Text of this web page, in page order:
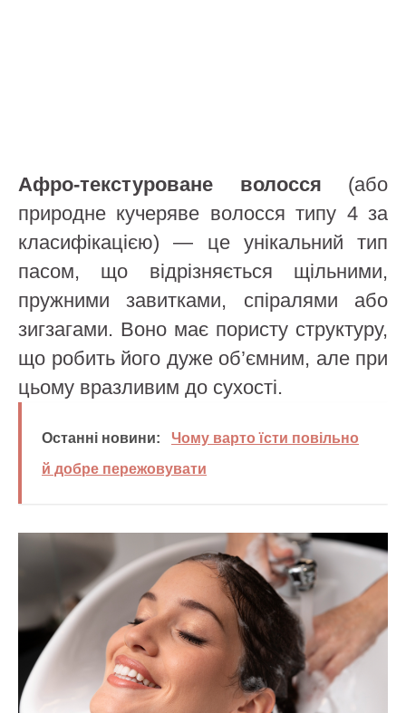
Афро-текстуроване волосся (або
природне кучеряве волосся типу 4 за
класифікацією) — це унікальний тип
пасом, що відрізняється щільними,
пружними завитками, спіралями або
зигзагами. Воно має пористу структуру,
що робить його дуже об’ємним, але при
цьому вразливим до сухості.
Останні новини:
Чому варто їсти повільно
й добре пережовувати